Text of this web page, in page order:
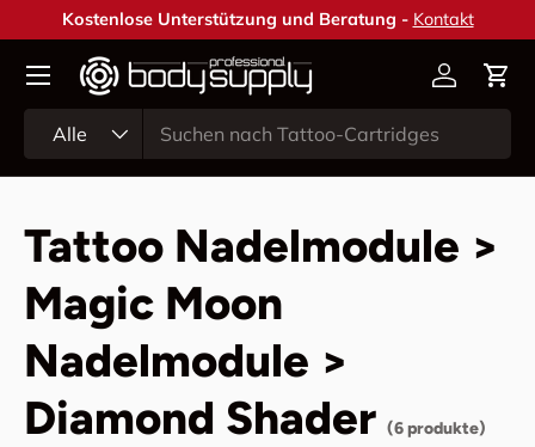
Direkt zum Inhalt
Kostenlose Unterstützung und Beratung - Kontakt
Alle
Konto
Tattoo Nadelmodule >
Magic Moon
Nadelmodule >
Diamond Shader (6 produkte)